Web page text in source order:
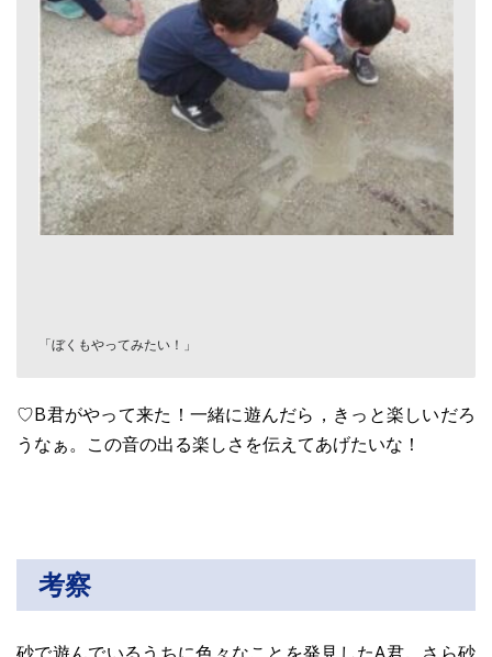
「ぼくもやってみたい！」
♡B君がやって来た！一緒に遊んだら，きっと楽しいだろ
うなぁ。この音の出る楽しさを伝えてあげたいな！
考察